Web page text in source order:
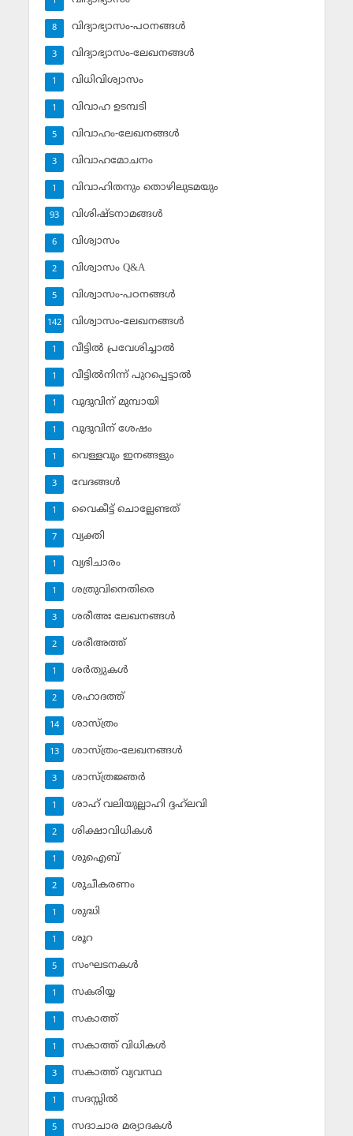
വിദ്യാഭ്യാസം-പഠനങ്ങള്‍
8
വിദ്യാഭ്യാസം-ലേഖനങ്ങള്‍
3
വിധിവിശ്വാസം
1
വിവാഹ ഉടമ്പടി
1
വിവാഹം-ലേഖനങ്ങള്‍
5
വിവാഹമോചനം
3
വിവാഹിതനും തൊഴിലുടമയും
1
വിശിഷ്ടനാമങ്ങള്‍
93
വിശ്വാസം
6
വിശ്വാസം Q&A
2
വിശ്വാസം-പഠനങ്ങള്‍
5
വിശ്വാസം-ലേഖനങ്ങള്‍
142
വീട്ടില്‍ പ്രവേശിച്ചാല്‍
1
വീട്ടില്‍നിന്ന് പുറപ്പെട്ടാല്‍
1
വുദുവിന് മുമ്പായി
1
വുദുവിന് ശേഷം
1
വെള്ളവും ഇനങ്ങളും
1
വേദങ്ങള്‍
3
വൈകീട്ട് ചൊല്ലേണ്ടത്
1
വ്യക്തി
7
വ്യഭിചാരം
1
ശത്രുവിനെതിരെ
1
ശരീഅഃ ലേഖനങ്ങള്‍
3
ശരീഅത്ത്
2
ശര്‍ത്വുകള്‍
1
ശഹാദത്ത്
2
ശാസ്ത്രം
14
ശാസ്ത്രം-ലേഖനങ്ങള്‍
13
ശാസ്ത്രജ്ഞര്‍
3
ശാഹ് വലിയുല്ലാഹി ദ്ദഹ്‌ലവി
1
ശിക്ഷാവിധികള്‍
2
ശുഐബ്‌
1
ശുചീകരണം
2
ശുദ്ധി
1
ശൂറ
1
സംഘടനകള്‍
5
സകരിയ്യ
1
സകാത്ത്‌
1
സകാത്ത്‌ വിധികള്‍
1
സകാത്ത്‌ വ്യവസ്ഥ
3
സദസ്സില്‍
1
സദാചാര മര്യാദകള്‍
5